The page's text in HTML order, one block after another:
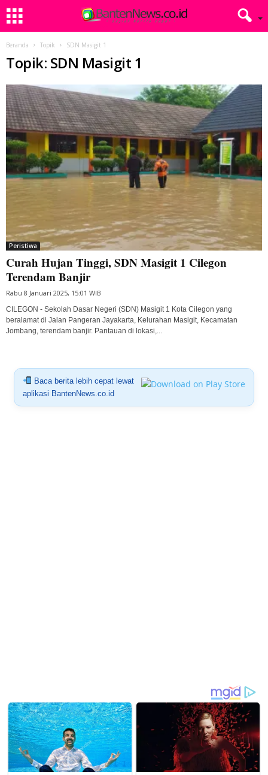
Beranda Topik SDN Masigit 1
Topik: SDN Masigit 1
Peristiwa
Curah Hujan Tinggi, SDN Masigit 1 Cilegon
Terendam Banjir
Rabu 8 Januari 2025, 15:01 WIB
CILEGON - Sekolah Dasar Negeri (SDN) Masigit 1 Kota Cilegon yang
beralamat di Jalan Pangeran Jayakarta, Kelurahan Masigit, Kecamatan
Jombang, terendam banjir. Pantauan di lokasi,...
Baca berita lebih cepat lewat
aplikasi BantenNews.co.id